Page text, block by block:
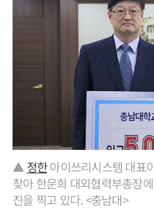
▲ 정한아이쓰리시스템 대표
찾아 한문희 대외협력부총장
진을 찍고 있다. <충남대>